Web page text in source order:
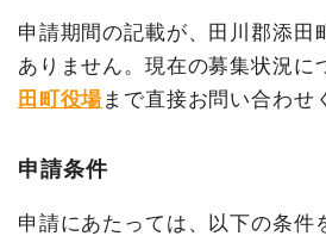
申請期間の記載が、田川郡添田
ありません。現在の募集状況に
田町役場まで直接お問い合わせ
申請条件
申請にあたっては、以下の条件